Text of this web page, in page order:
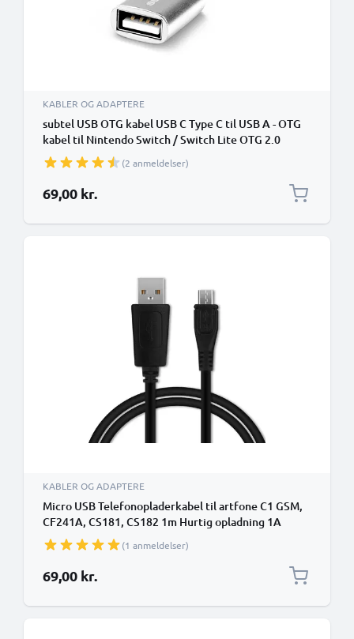
KABLER OG ADAPTERE
subtel USB OTG kabel USB C Type C til USB A - OTG
kabel til Nintendo Switch / Switch Lite OTG 2.0
Adapter
(2 anmeldelser)
69,00 kr.
KABLER OG ADAPTERE
Micro USB Telefonopladerkabel til artfone C1 GSM,
CF241A, CS181, CS182 1m Hurtig opladning 1A
Smartphone datakabel PVC Sort
(1 anmeldelser)
69,00 kr.